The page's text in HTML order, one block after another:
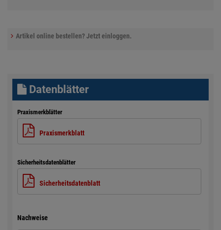
Artikel online bestellen? Jetzt einloggen.
Datenblätter
Praxismerkblätter
Praxismerkblatt
Sicherheitsdatenblätter
Sicherheitsdatenblatt
Nachweise